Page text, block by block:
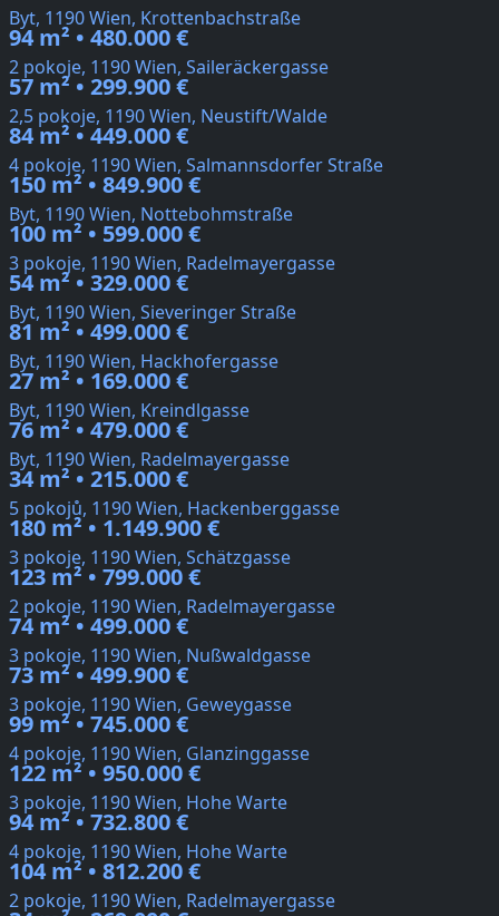
Byt, 1190 Wien, Krottenbachstraße
94 m² • 480.000 €
2 pokoje, 1190 Wien, Saileräckergasse
57 m² • 299.900 €
2,5 pokoje, 1190 Wien, Neustift/Walde
84 m² • 449.000 €
4 pokoje, 1190 Wien, Salmannsdorfer Straße
150 m² • 849.900 €
Byt, 1190 Wien, Nottebohmstraße
100 m² • 599.000 €
3 pokoje, 1190 Wien, Radelmayergasse
54 m² • 329.000 €
Byt, 1190 Wien, Sieveringer Straße
81 m² • 499.000 €
Byt, 1190 Wien, Hackhofergasse
27 m² • 169.000 €
Byt, 1190 Wien, Kreindlgasse
76 m² • 479.000 €
Byt, 1190 Wien, Radelmayergasse
34 m² • 215.000 €
5 pokojů, 1190 Wien, Hackenberggasse
180 m² • 1.149.900 €
3 pokoje, 1190 Wien, Schätzgasse
123 m² • 799.000 €
2 pokoje, 1190 Wien, Radelmayergasse
74 m² • 499.000 €
3 pokoje, 1190 Wien, Nußwaldgasse
73 m² • 499.900 €
3 pokoje, 1190 Wien, Geweygasse
99 m² • 745.000 €
4 pokoje, 1190 Wien, Glanzinggasse
122 m² • 950.000 €
3 pokoje, 1190 Wien, Hohe Warte
94 m² • 732.800 €
4 pokoje, 1190 Wien, Hohe Warte
104 m² • 812.200 €
2 pokoje, 1190 Wien, Radelmayergasse